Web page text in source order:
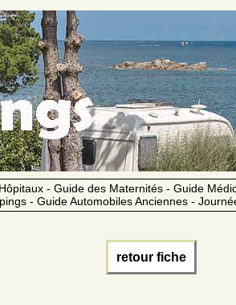
- Guide des Maternités - Guide
- Guide Automobiles Anciennes -
retour fiche